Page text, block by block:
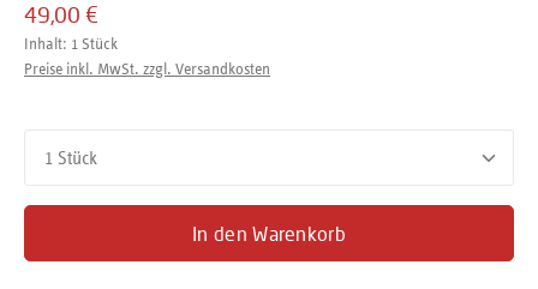
49,00 €
Inhalt: 1 Stück
Preise inkl. MwSt. zzgl. Versandkosten
In den Warenkorb